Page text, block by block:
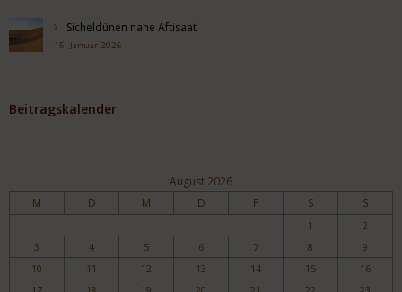
Sicheldünen nahe Aftisaat
15. Januar 2026
Beitragskalender
August 2026
M D M D F S S
1
2
3
4 5 6 7 8
9
10
11 12 13 14 15
16